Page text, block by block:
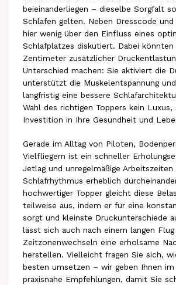
beieinanderliegen – dieselbe Sorgfalt
Schlafen gelten. Neben Dresscode
hier wenig über den Einfluss eines
Schlafplatzes diskutiert. Dabei könnten
Zentimeter zusätzlicher
Unterschied machen: Sie aktiviert die
unterstützt die Muskelentspannung
langfristig eine bessere
Wahl des richtigen Toppers kein Luxus,
Investition in Ihre Gesundheit und
Gerade im Alltag von Piloten,
Vielfliegern ist ein schneller
Jetlag und unregelmäßige Arbeitszeiten
Schlafrhythmus erheblich
hochwertiger Topper gleicht diese
teilweise aus, indem er für eine
sorgt und kleinste Druckunterschiede
lässt sich auch nach einem langen
Zeitzonenwechseln eine erholsame
herstellen. Vielleicht fragen Sie sich,
besten umsetzen – wir geben Ihnen im
praxisnahe Empfehlungen, damit Sie